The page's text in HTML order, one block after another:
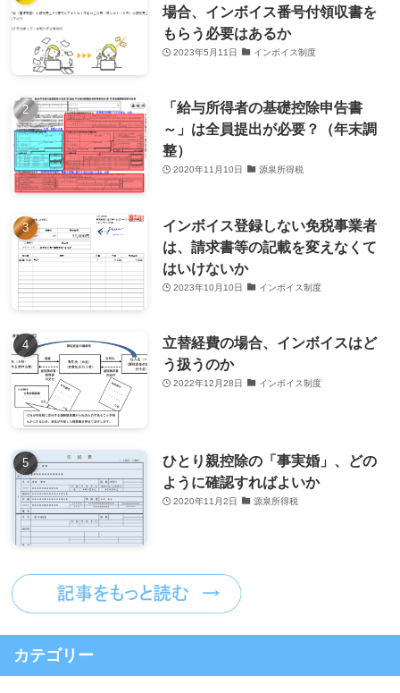
場合、インボイス番号付領収書を
もらう必要はあるか
2023年5月11日 インボイス制度
「給与所得者の基礎控除申告書
～」は全員提出が必要？（年末調
整）
2020年11月10日 源泉所得税
インボイス登録しない免税事業者
は、請求書等の記載を変えなくて
はいけないか
2023年10月10日 インボイス制度
立替経費の場合、インボイスはど
う扱うのか
2022年12月28日 インボイス制度
ひとり親控除の「事実婚」、どの
ように確認すればよいか
2020年11月2日 源泉所得税
カテゴリー